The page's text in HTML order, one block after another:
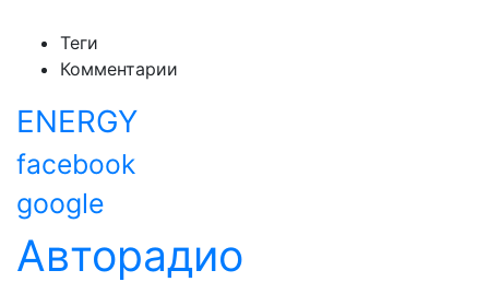
Теги
Комментарии
ENERGY
facebook
google
Авторадио